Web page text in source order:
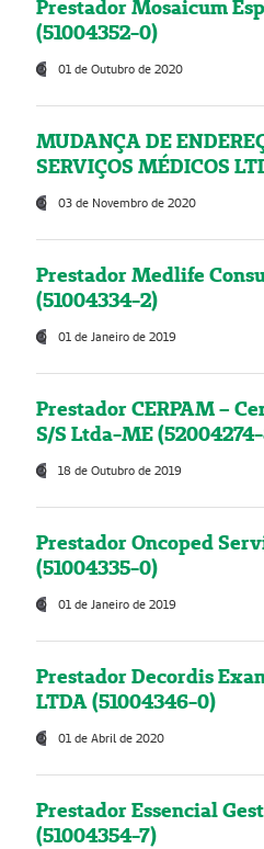
Prestador Mosaicum
(51004352-0)
01 de Outubro de 2020
MUDANÇA DE
SERVIÇOS MÉDICOS
03 de Novembro de 2020
Prestador Medlife
(51004334-2)
01 de Janeiro de 2019
Prestador CERPAM –
S/S Ltda-ME
18 de Outubro de 2019
Prestador Oncoped
(51004335-0)
01 de Janeiro de 2019
Prestador Decordis
LTDA (51004346-0)
01 de Abril de 2020
Prestador Essencial
(51004354-7)